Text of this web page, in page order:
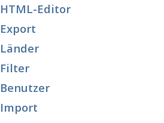
HTML-Editor
Export
Länder
Filter
Benutzer
Import